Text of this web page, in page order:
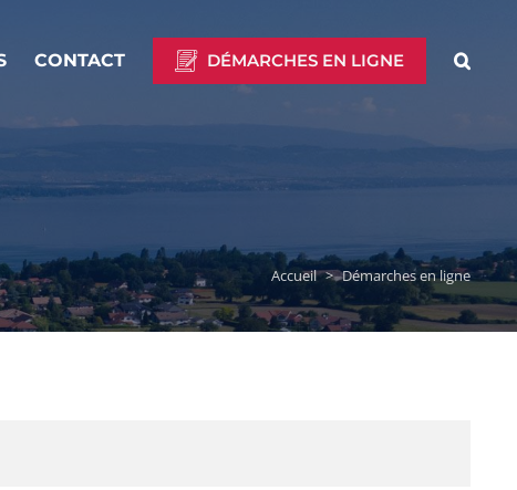
CONTACT DÉMARCHES EN LIGNE
Accueil > Démarches en ligne